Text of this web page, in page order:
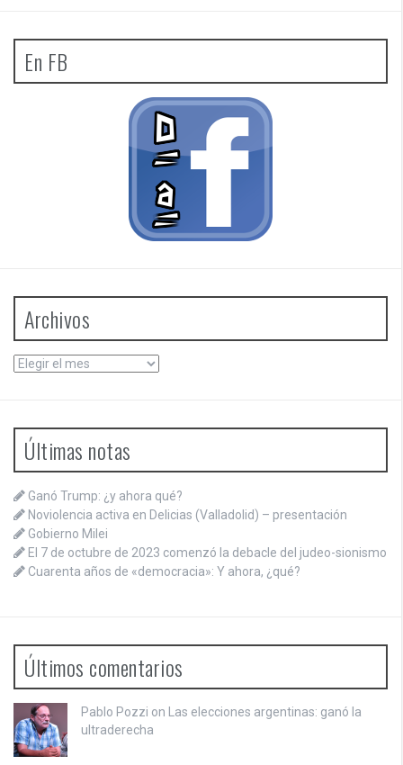
En FB
Archivos
Archivos
Últimas notas
Ganó Trump: ¿y ahora qué?
Noviolencia activa en Delicias (Valladolid) – presentación
Gobierno Milei
El 7 de octubre de 2023 comenzó la debacle del judeo-sionismo
Cuarenta años de «democracia»: Y ahora, ¿qué?
Últimos comentarios
Pablo Pozzi on
Las elecciones argentinas: ganó la
ultraderecha